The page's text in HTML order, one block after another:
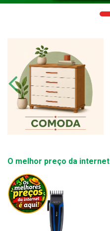
O melhor preço da internet